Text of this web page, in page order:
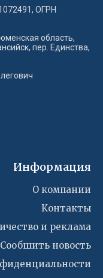
ОГРН
область,
пер. Единства,
Информация
О компании
Контакты
и реклама
Сообшить новость